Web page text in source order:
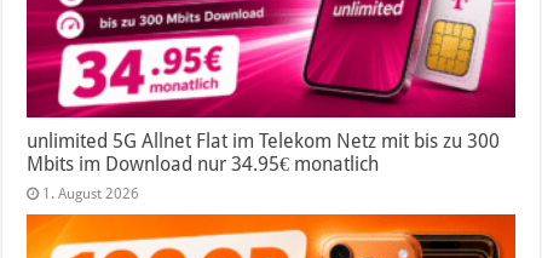
unlimited 5G Allnet Flat im Telekom Netz mit bis zu 300
Mbits im Download nur 34.95€ monatlich
1. August 2026